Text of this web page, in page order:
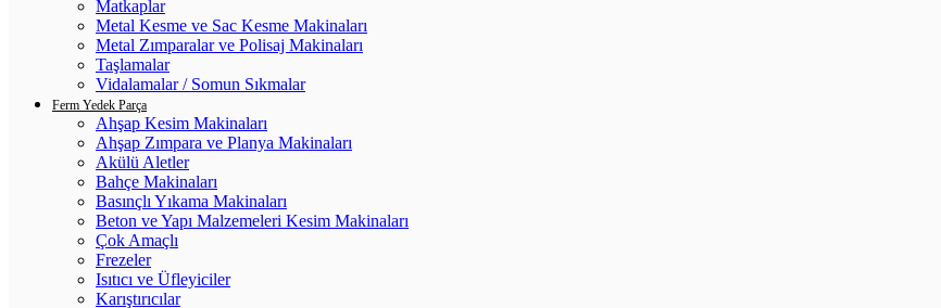
Matkaplar
Metal Kesme ve Sac Kesme Makinaları
Metal Zımparalar ve Polisaj Makinaları
Taşlamalar
Vidalamalar / Somun Sıkmalar
Ferm Yedek Parça
Ahşap Kesim Makinaları
Ahşap Zımpara ve Planya Makinaları
Akülü Aletler
Bahçe Makinaları
Basınçlı Yıkama Makinaları
Beton ve Yapı Malzemeleri Kesim Makinaları
Çok Amaçlı
Frezeler
Isıtıcı ve Üfleyiciler
Karıştırıcılar